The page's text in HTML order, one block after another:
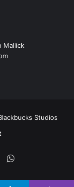
Mallick
Studios
WhatsApp